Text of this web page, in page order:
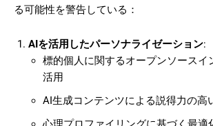
る可能性を警告している：
AIを活用したパーソナライゼーション:
標的個人に関するオープンソースイ
活用
AI生成コンテンツによる説得力の高